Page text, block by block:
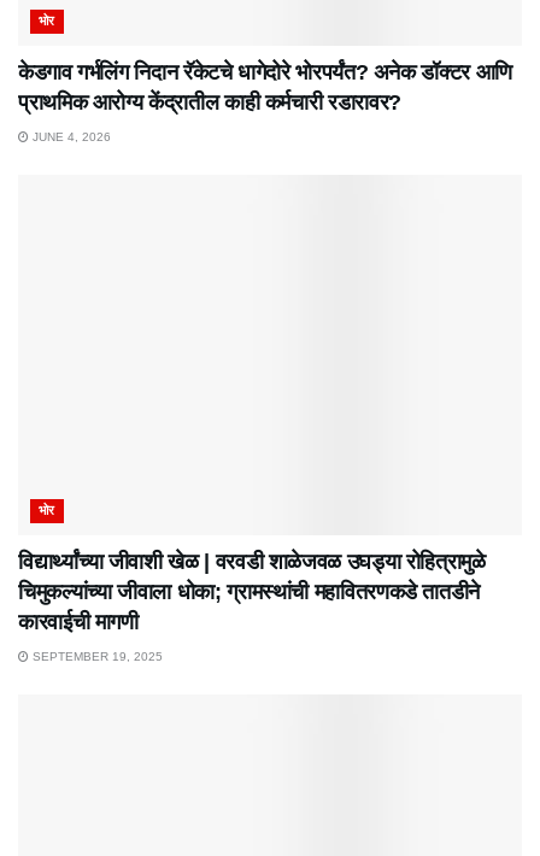
भोर
केडगाव गर्भलिंग निदान रॅकेटचे धागेदोरे भोरपर्यंत? अनेक डॉक्टर आणि
प्राथमिक आरोग्य केंद्रातील काही कर्मचारी रडारावर?
JUNE 4, 2026
भोर
विद्यार्थ्यांच्या जीवाशी खेळ | वरवडी शाळेजवळ उघड्या रोहित्रामुळे
चिमुकल्यांच्या जीवाला धोका; ग्रामस्थांची महावितरणकडे तातडीने
कारवाईची मागणी
SEPTEMBER 19, 2025